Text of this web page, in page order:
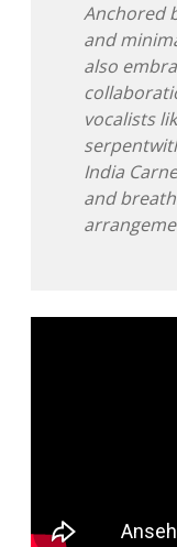
Anchored
and
also
vocalists
India
and